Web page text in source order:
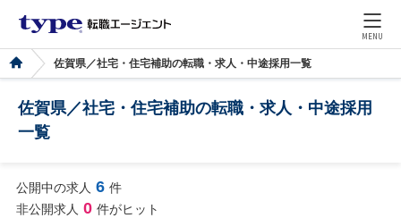
MENU
佐賀県／社宅・住宅補助の転職・求人・中途採用一覧
佐賀県／社宅・住宅補助の転職・求人・中途採用
一覧
公開中の求人 6 件
非公開求人 0 件がヒット